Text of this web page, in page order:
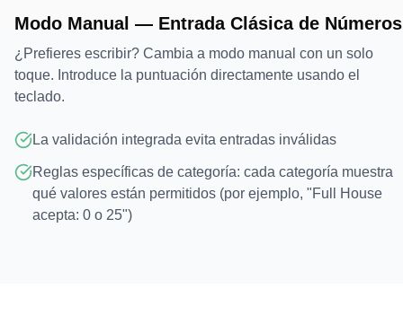
Modo Manual — Entrada Clásica de Números
¿Prefieres escribir? Cambia a modo manual con un solo
toque. Introduce la puntuación directamente usando el
teclado.
La validación integrada evita entradas inválidas
Reglas específicas de categoría: cada categoría muestra
qué valores están permitidos (por ejemplo, "Full House
acepta: 0 o 25")